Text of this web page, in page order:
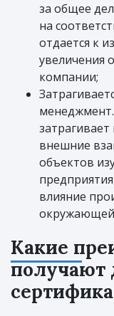
за общее
на
отдается к
увеличения
компании;
внешние
объектов
влияние
окружающей
Какие
получают